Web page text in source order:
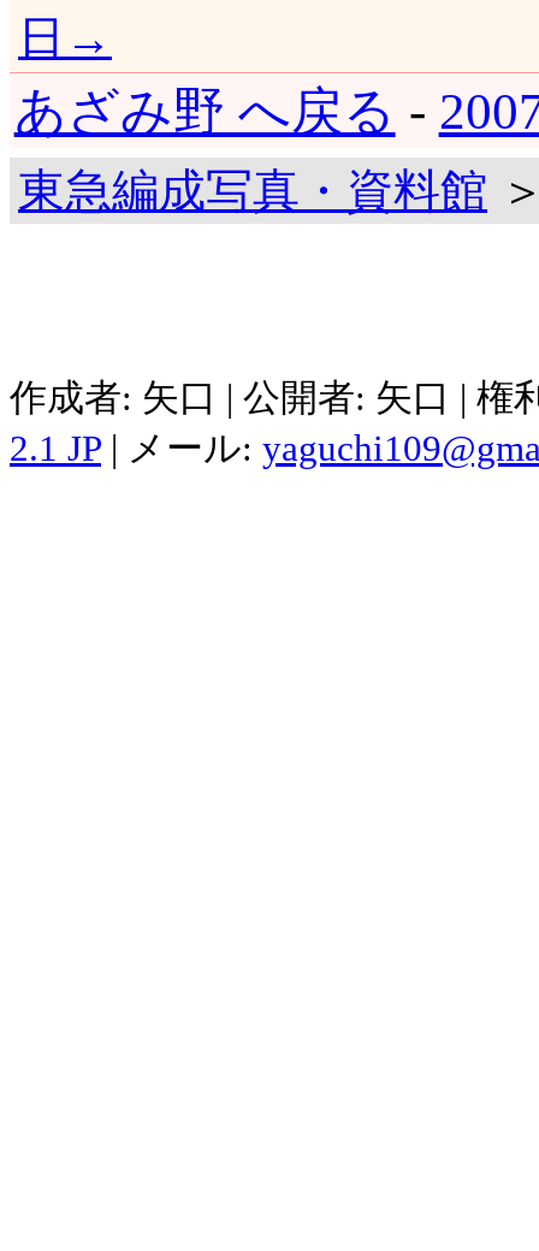
日→
あざみ野 へ戻る -
東急編成写真・資料館
作成者: 矢口 | 公開者: 矢口 |
2.1 JP | メール: